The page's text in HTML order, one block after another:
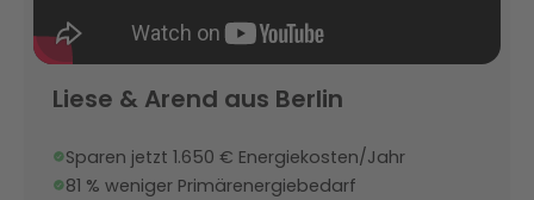
Liese & Arend aus Berlin
Sparen jetzt 1.650 € Energiekosten/Jahr
81 % weniger Primärenergiebedarf